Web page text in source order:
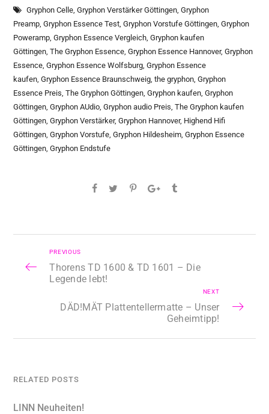
Gryphon Celle ,Gryphon Verstärker Göttingen ,Gryphon
Preamp ,Gryphon Essence Test ,Gryphon Vorstufe Göttingen ,Gryphon
Poweramp ,Gryphon Essence Vergleich ,Gryphon kaufen
Göttingen ,The Gryphon Essence ,Gryphon Essence Hannover,Gryphon
Essence ,Gryphon Essence Wolfsburg ,Gryphon Essence
kaufen ,Gryphon Essence Braunschweig ,the gryphon ,Gryphon
Essence Preis ,The Gryphon Göttingen ,Gryphon kaufen ,Gryphon
Göttingen ,Gryphon AUdio ,Gryphon audio Preis ,The Gryphon kaufen
Göttingen ,Gryphon Verstärker,Gryphon Hannover, Highend Hifi
Göttingen ,Gryphon Vorstufe ,Gryphon Hildesheim ,Gryphon Essence
Göttingen ,Gryphon Endstufe
PREVIOUS
Thorens TD 1600 & TD 1601 – Die
Legende lebt!
NEXT
DÄD!MÄT Plattentellermatte – Unser
Geheimtipp!
RELATED POSTS
LINN Neuheiten!